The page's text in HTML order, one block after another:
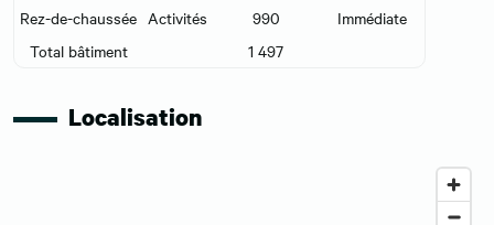
Rez-de-chaussée Activités 990
Immédiate
Total bâtiment
1 497
Localisation